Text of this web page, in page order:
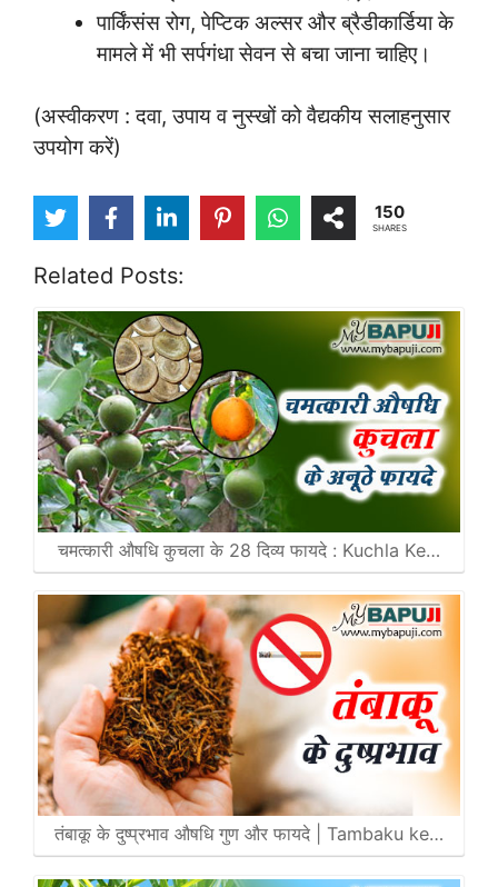
पार्किंसंस रोग, पेप्टिक अल्सर और ब्रैडीकार्डिया के
मामले में भी सर्पगंधा सेवन से बचा जाना चाहिए।
(अस्वीकरण : दवा, उपाय व नुस्खों को वैद्यकीय सलाहनुसार
उपयोग करें)
150
SHARES
Related Posts:
चमत्कारी औषधि कुचला के 28 दिव्य फायदे : Kuchla Ke…
तंबाकू के दुष्प्रभाव औषधि गुण और फायदे | Tambaku ke…